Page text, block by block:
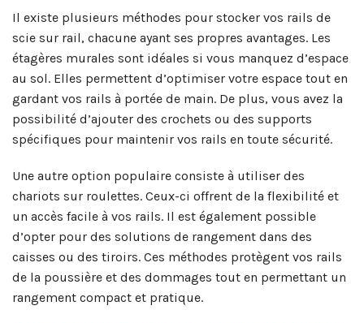
Il existe plusieurs méthodes pour stocker vos rails de
scie sur rail, chacune ayant ses propres avantages. Les
étagères murales sont idéales si vous manquez d’espace
au sol. Elles permettent d’optimiser votre espace tout en
gardant vos rails à portée de main. De plus, vous avez la
possibilité d’ajouter des crochets ou des supports
spécifiques pour maintenir vos rails en toute sécurité.
Une autre option populaire consiste à utiliser des
chariots sur roulettes. Ceux-ci offrent de la flexibilité et
un accès facile à vos rails. Il est également possible
d’opter pour des solutions de rangement dans des
caisses ou des tiroirs. Ces méthodes protègent vos rails
de la poussière et des dommages tout en permettant un
rangement compact et pratique.